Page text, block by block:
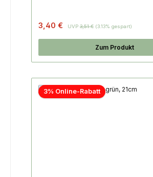
3,40 € UVP 3,51 € (3.13% gespart)
Zum Produkt
3% Online-Rabatt